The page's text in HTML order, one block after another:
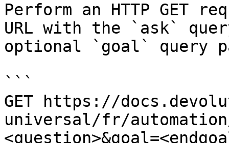
Perform an HTTP GET
URL with the `ask`
optional `goal` query
```
GET https://
universal/fr/